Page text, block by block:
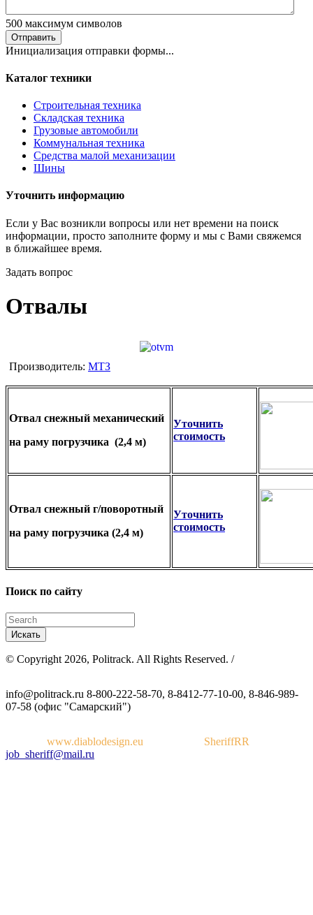
500 максимум символов
Отправить
Инициализация отправки формы...
Каталог техники
Строительная техника
Складская техника
Грузовые автомобили
Коммунальная техника
Средства малой механизации
Шины
Уточнить информацию
Если у Вас возникли вопросы или нет времени на поиск
информации, просто заполните форму и мы с Вами свяжемся
в ближайшее время.
Задать вопрос
Отвалы
Производитель: МТЗ
Отвал снежный механический
на раму погрузчика (2,4 м)
Уточнить
стоимость
Отвал снежный г/поворотный
на раму погрузчика (2,4 м)
Уточнить
стоимость
Поиск по сайту
© Copyright 2026, Politrack. All Rights Reserved. /
info@politrack.ru 8-800-222-58-70, 8-8412-77-10-00, 8-846-989-
07-58 (офис "Самарский")
www.diablodesign.eu
SheriffRR
job_sheriff@mail.ru